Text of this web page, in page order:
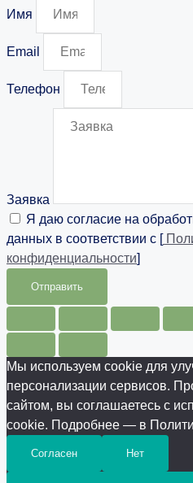
Имя
Email
Телефон
Заявка
Я даю согласие на
данных в соответствии с [
конфиденциальности]
Отправить
Мы используем cookie для
персонализации сервисов.
сайтом, вы соглашаетесь с
cookie. Подробнее — в
Согласен Нет